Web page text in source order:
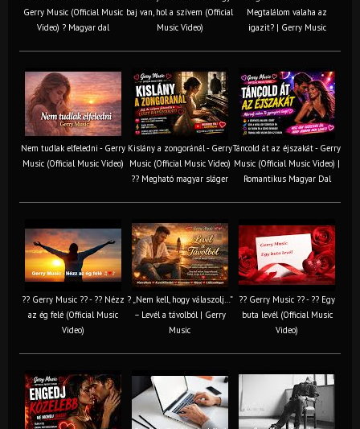
Gerry Music (Official Music
Video) ? Magyar dal
baj van, hol a szívem (Official
Music Video)
Megtalálom valaha az
igazit? | Gerry Music
Nem tudlak elfeledni - Gerry
Music (Official Music Video)
Kislány a zongoránál - Gerry
Music (Official Music Video)
?? Megható magyar sláger
Táncold át az éjszakát - Gerry
Music (Official Music Video) |
Romantikus Magyar Dal
?? Gerry Music ?? - ?? Nézz
az ég felé (Official Music
Video)
? „Nem kell, hogy válaszolj…”
– Levél a távolból | Gerry
Music
?? Gerry Music ?? - ?? Egy
buta levél (Official Music
Video)